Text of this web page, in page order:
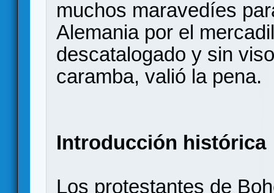
muchos maravedíes
Alemania por el
descatalogado y sin
caramba, valió la pena.
Introducción histórica
Los protestantes de